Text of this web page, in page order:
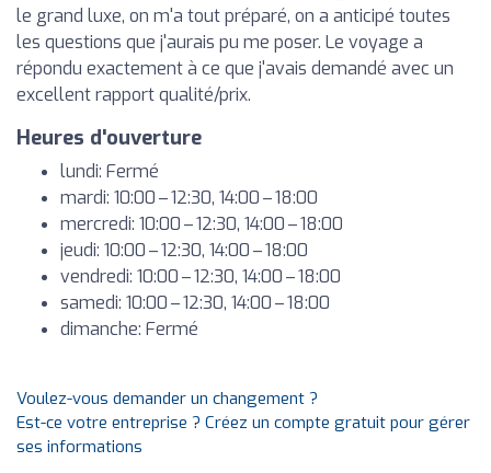
le grand luxe, on m'a tout préparé, on a anticipé toutes
les questions que j'aurais pu me poser. Le voyage a
répondu exactement à ce que j'avais demandé avec un
excellent rapport qualité/prix.
Heures d'ouverture
lundi: Fermé
mardi: 10:00 – 12:30, 14:00 – 18:00
mercredi: 10:00 – 12:30, 14:00 – 18:00
jeudi: 10:00 – 12:30, 14:00 – 18:00
vendredi: 10:00 – 12:30, 14:00 – 18:00
samedi: 10:00 – 12:30, 14:00 – 18:00
dimanche: Fermé
Voulez-vous demander un changement ?
Est-ce votre entreprise ? Créez un compte gratuit pour gérer
ses informations